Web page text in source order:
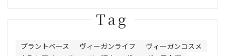
Tag
プラントベース ヴィーガンライフ
ヴィーガンコスメ